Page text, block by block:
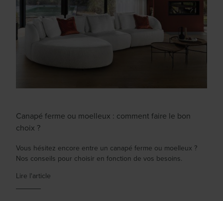
Canapé ferme ou moelleux : comment faire le bon
choix ?
Vous hésitez encore entre un canapé ferme ou moelleux ?
Nos conseils pour choisir en fonction de vos besoins.
Lire l'article